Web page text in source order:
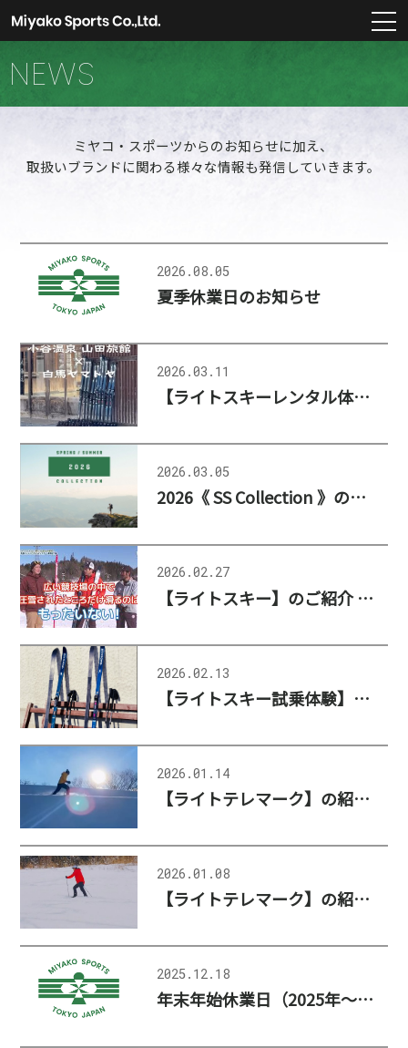
NEWS
ミヤコ・スポーツからのお知らせに加え、
取扱いブランドに関わる様々な情報も発信していきます。
2026.08.05
夏季休業日のお知らせ
2026.03.11
【ライトスキーレンタル体験】のご紹介：山田旅館様×白馬ヤマトヤ様
2026.03.05
2026《 SS Collection 》の公開、および更新のお知らせ
2026.02.27
【ライトスキー】のご紹介 : 白馬ヤマトヤ様 YouTubeチャンネル
2026.02.13
【ライトスキー試乗体験】のご紹介：白馬ヤマトヤ様
2026.01.14
【ライトテレマーク】の紹介 Part2：白馬ヤマトヤ様
2026.01.08
【ライトテレマーク】の紹介：白馬ヤマトヤ様
2025.12.18
年末年始休業日（2025年～2026年）のお知らせ